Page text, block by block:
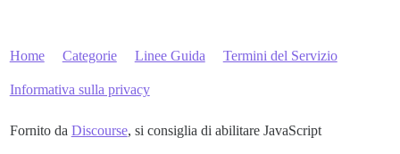
Home Categorie Linee Guida Termini del Servizio
Informativa sulla privacy
Fornito da Discourse, si consiglia di abilitare JavaScript